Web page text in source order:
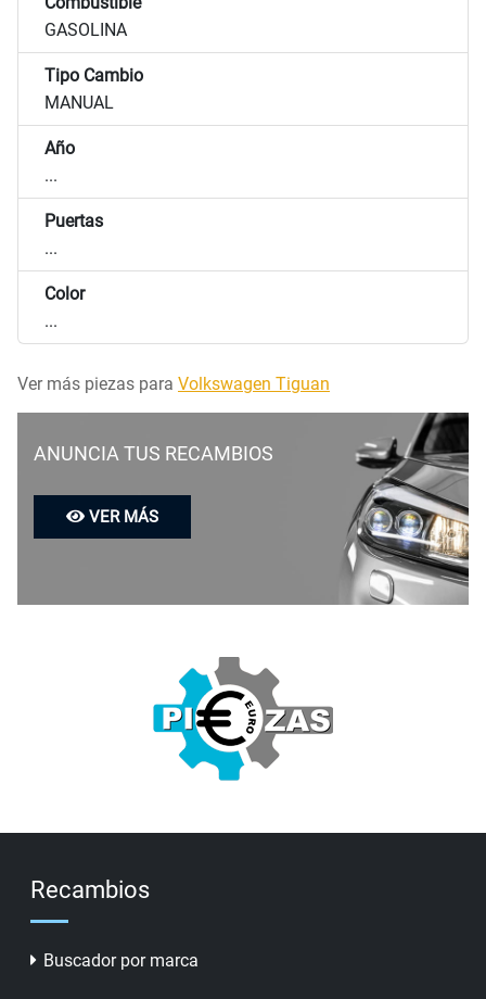
GASOLINA
Tipo Cambio
MANUAL
Año
...
Puertas
...
Color
...
Ver más piezas para Volkswagen Tiguan
ANUNCIA TUS RECAMBIOS
VER MÁS
Recambios
Buscador por marca